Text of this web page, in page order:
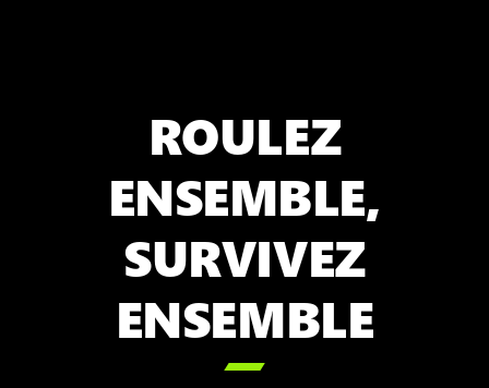
ROULEZ
ENSEMBLE,
SURVIVEZ
ENSEMBLE
